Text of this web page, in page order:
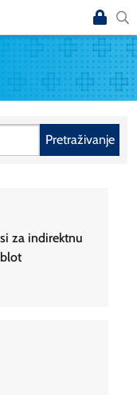
Pretraživanje
za indirektnu